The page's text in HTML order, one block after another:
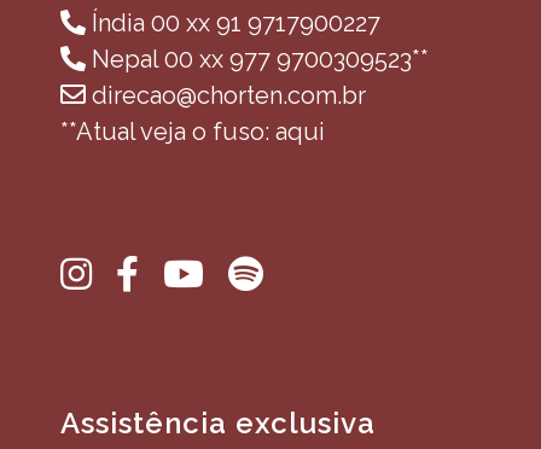
Índia 00 xx 91 9717900227
Nepal 00 xx 977 9700309523**
direcao@chorten.com.br
**Atual veja o fuso: aqui
Assistência exclusiva